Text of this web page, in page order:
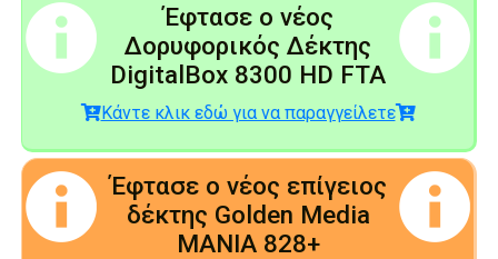
Έφτασε ο νέος
Δορυφορικός Δέκτης
DigitalBox 8300 HD FTA
Κάντε κλικ εδώ για να παραγγείλετε
Έφτασε ο νέος επίγειος
δέκτης Golden Media
MANIA 828+